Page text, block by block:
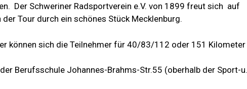
Der Schweriner Radsportverein e.V. von 1899 freut sich auf
Tour durch ein schönes Stück Mecklenburg.
können sich die Teilnehmer für 40/83/112 oder 151 Kilometer
Berufsschule Johannes-Brahms-Str.55 (oberhalb der Sport-u.